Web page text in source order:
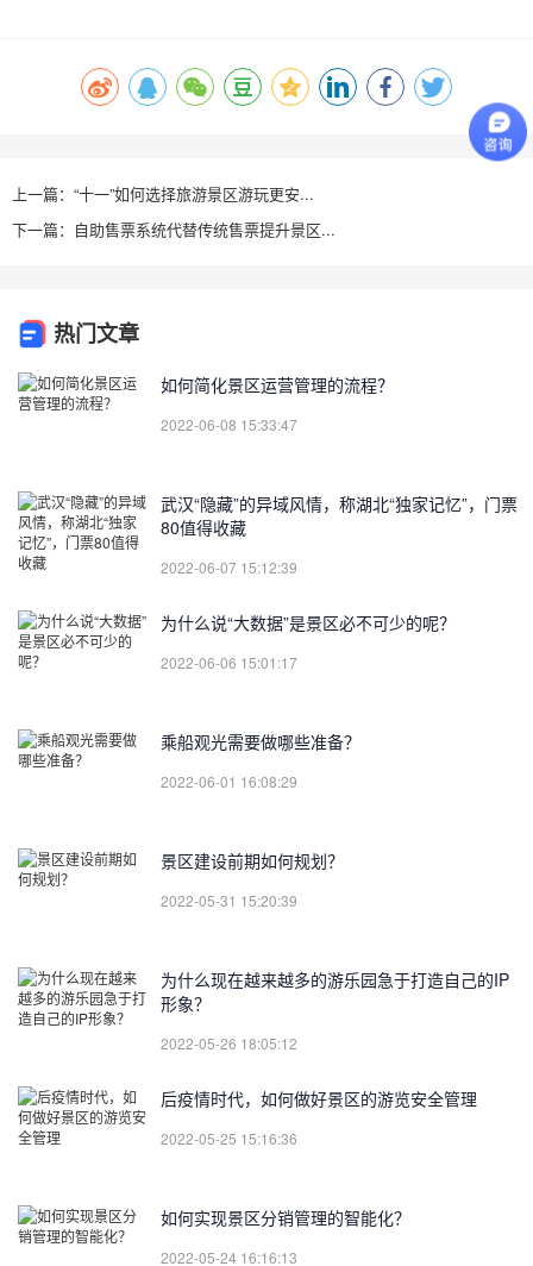
上一篇：“十一”如何选择旅游景区游玩更安...
下一篇：自助售票系统代替传统售票提升景区...
热门文章
如何简化景区运营管理的流程？
2022-06-08 15:33:47
武汉“隐藏”的异域风情，称湖北“独家记忆”，门票
80值得收藏
2022-06-07 15:12:39
为什么说“大数据”是景区必不可少的呢？
2022-06-06 15:01:17
乘船观光需要做哪些准备？
2022-06-01 16:08:29
景区建设前期如何规划？
2022-05-31 15:20:39
为什么现在越来越多的游乐园急于打造自己的IP
形象？
2022-05-26 18:05:12
后疫情时代，如何做好景区的游览安全管理
2022-05-25 15:16:36
如何实现景区分销管理的智能化？
2022-05-24 16:16:13